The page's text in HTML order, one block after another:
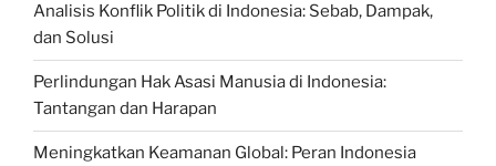
Analisis Konflik Politik di Indonesia: Sebab, Dampak,
dan Solusi
Perlindungan Hak Asasi Manusia di Indonesia:
Tantangan dan Harapan
Meningkatkan Keamanan Global: Peran Indonesia